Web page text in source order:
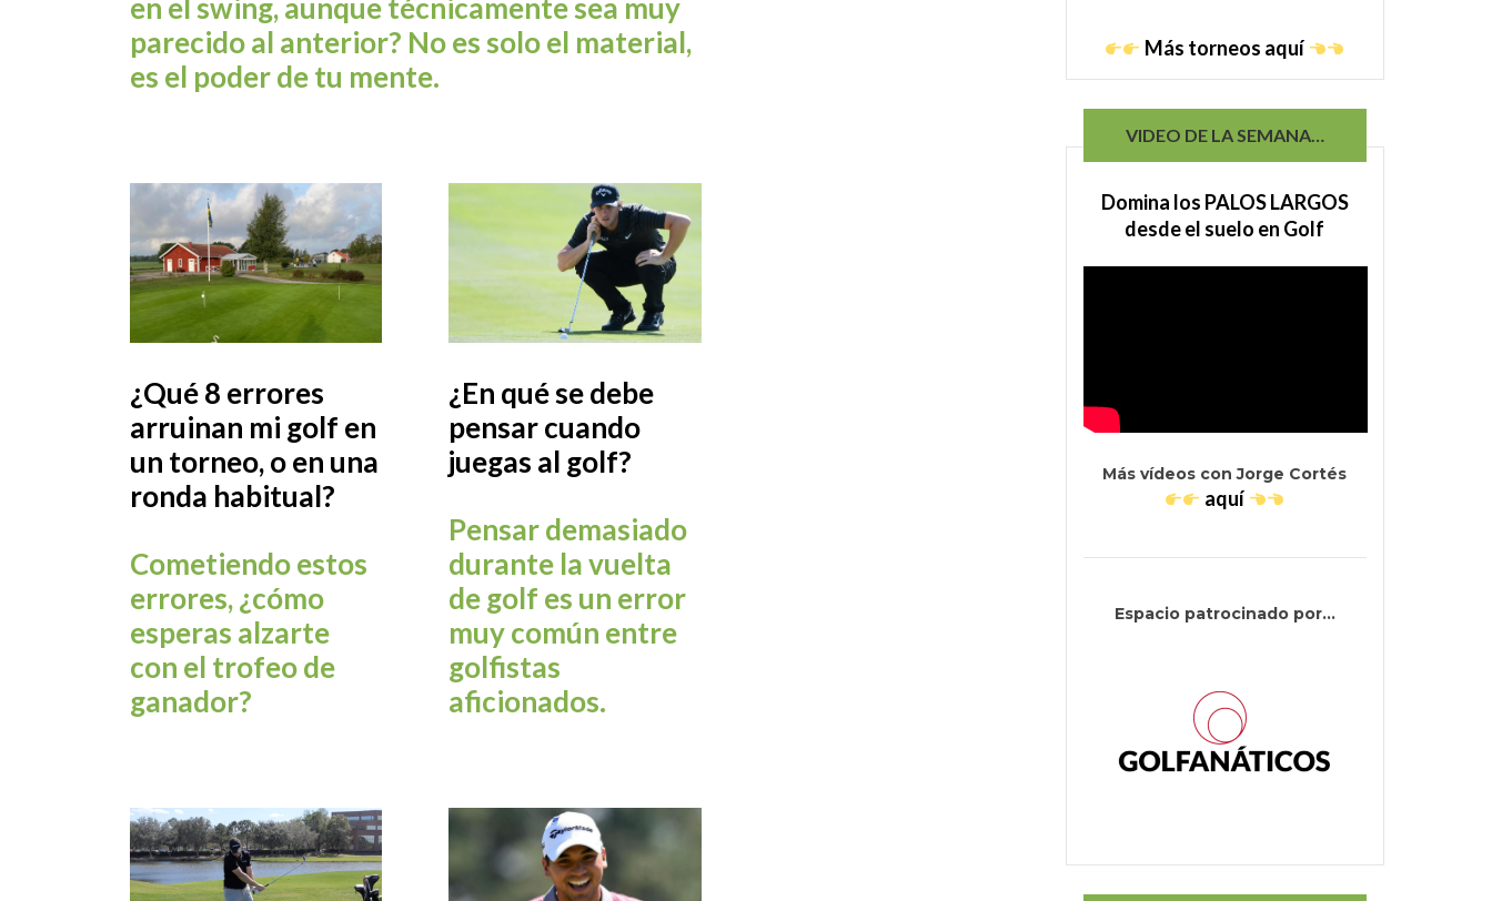
en el swing, aunque técnicamente sea muy
parecido al anterior? No es solo el material,
es el poder de tu mente.
¿Qué 8 errores
arruinan mi golf en
un torneo, o en una
ronda habitual?
Cometiendo estos
errores, ¿cómo
esperas alzarte
con el trofeo de
ganador?
¿En qué se debe
pensar cuando
juegas al golf?
Pensar demasiado
durante la vuelta
de golf es un error
muy común entre
golfistas
aficionados.
Más torneos aquí
VIDEO DE LA SEMANA…
Domina los PALOS LARGOS
desde el suelo en Golf
Más vídeos con Jorge Cortés
aquí
Espacio patrocinado por...